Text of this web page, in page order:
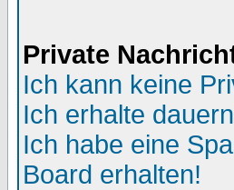
Private
Ich kann keine
Ich erhalte
Ich habe eine
Board erhalten!